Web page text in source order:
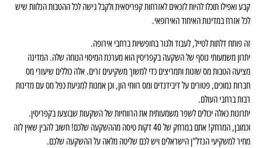
קבע ואפילו תוכלו להיות לזכאים לאזרחות קפריסאית ולקבל גישה לכל ההטבות הנלוות שיש
לכל אזרח במדינות האיחוד האירופאי.
זה פותח דלתות לטייל, לעבוד ולגור בחופשיות ברחבי אירופה.
יתרון משמעותי נוסף של השקעה בקפריסין הוא מערכת המיסוי הנוחה שלה. המדינה
מציעה הטבות מס שונות ותמריצים כדי למשוך משקיעים זרים. אלה כוללים שיעורי מס
חברות נמוכים, פטורים על דיבידנדים ומס רווחי הון, וכן אמנות למניעת כפל מס עם מדינות
רבות ברחבי העולם.
יתרונות כאלה יכולים לשפר משמעותית את הרווחיות של השקעות שבוצעו בקפריסין.
וכמובן, המרחק! אתם במרחק של 40 דקות טיסה מההשקעה שלכם! חשוב להבין שאין לזה
מחיר למשקיעי הנדל"ן הישראלים ויש לכם שליטה מלאה על ההשקעה שלכם.